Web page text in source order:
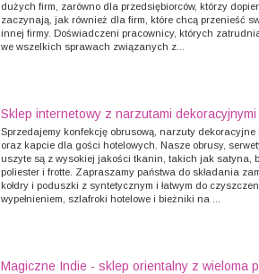
dużych firm, zarówno dla przedsiębiorców, którzy
zaczynają, jak również dla firm, które chcą przenieść
innej firmy. Doświadczeni pracownicy, których
we wszelkich sprawach związanych z...
Sklep internetowy z narzutami dekoracyjnymi
Sprzedajemy konfekcję obrusową, narzuty dekoracyjne
oraz kapcie dla gości hotelowych. Nasze obrusy,
uszyte są z wysokiej jakości tkanin, takich jak satyna,
poliester i frotte. Zapraszamy państwa do składania
kołdry i poduszki z syntetycznym i łatwym do
wypełnieniem, szlafroki hotelowe i bieżniki na ...
Magiczne Indie - sklep orientalny z wieloma